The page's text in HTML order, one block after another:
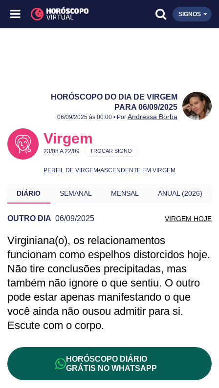
SIGNOS
HORÓSCOPO DO DIA DE VIRGEM
PARA 06/09/2025
Publicado:
06/09/2025
Atualizado:
06/09/2025
06/09/2025 às 00:00 • Por Andressa Borba
Virgem
23/08 A 22/09
PERFIL DE VIRGEM•ASCENDENTE EM VIRGEM
TROCAR SIGNO
DIÁRIO SEMANAL MENSAL ANUAL (2026)
OUTRO DIA 06/09/2025 VIRGEM HOJE
PREVISÃO DE VIRGEM PARA OUTRO
Virginiana(o), os relacionamentos
funcionam como espelhos distorcidos hoje.
Não tire conclusões precipitadas, mas
também não ignore o que sentiu. O outro
pode estar apenas manifestando o que
você ainda não ousou admitir para si.
Escute com o corpo.
HORÓSCOPO DIÁRIO
GRÁTIS NO WHATSAPP